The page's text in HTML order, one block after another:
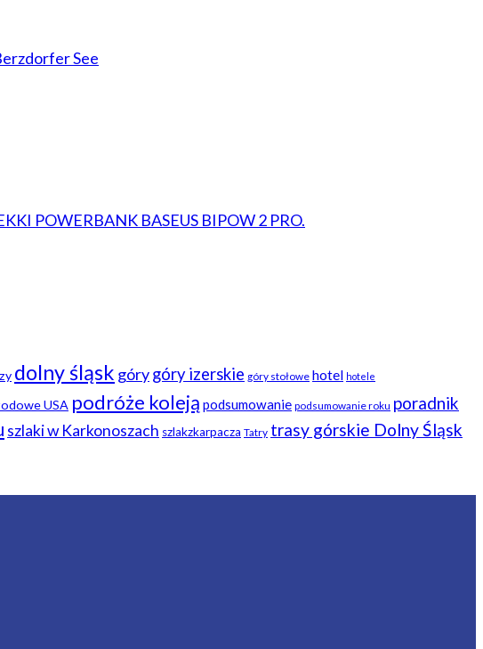
See
POWERBANK BASEUS BIPOW 2 PRO.
dolny śląsk górygóry izerskie góry stołowe hotel hotele
USA podróże koleją podsumowanie podsumowanie roku poradnik
szlaki w Karkonoszach szlakzkarpacza Tatry trasy górskie Dolny Śląsk